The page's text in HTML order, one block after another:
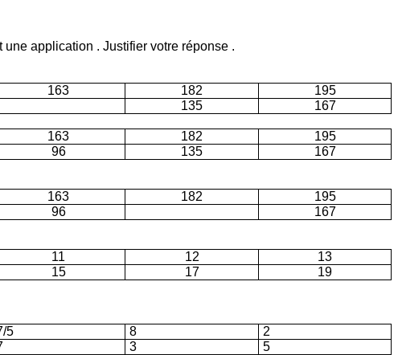
une application . Justifier votre réponse .
163 182
195
135
167
163 182
195
96 135 167
163 182
195
96 167
11 12
13
15 17 19
5 8
2
3 5